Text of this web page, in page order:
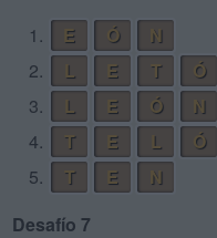
1.
E Ó
N
2.
L E T Ó
3.
L E Ó
N
4.
T E L Ó
5.
T E
N
Desafío 7